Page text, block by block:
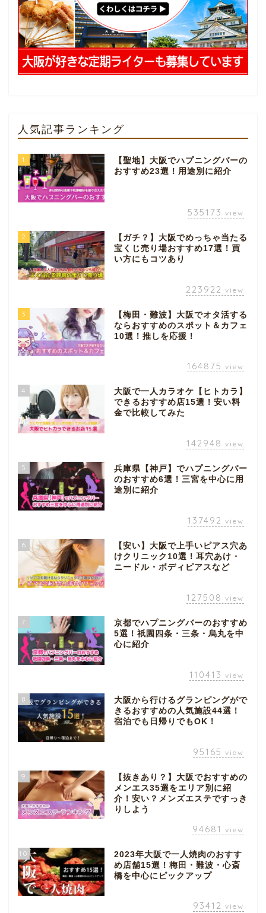
人気記事ランキング
1
【聖地】大阪でハプニングバーの
おすすめ23選！用途別に紹介
535173 view
2
【ガチ？】大阪でめっちゃ当たる
宝くじ売り場おすすめ17選！買
い方にもコツあり
223922 view
3
【梅田・難波】大阪でオタ活する
ならおすすめのスポット＆カフェ
10選！推しを応援！
164875 view
4
大阪で一人カラオケ【ヒトカラ】
できるおすすめ店15選！安い料
金で比較してみた
142948 view
5
兵庫県【神戸】でハプニングバー
のおすすめ6選！三宮を中心に用
途別に紹介
137492 view
6
【安い】大阪で上手いピアス穴あ
けクリニック10選！耳穴あけ・
ニードル・ボディピアスなど
127508 view
7
京都でハプニングバーのおすすめ
5選！祇園四条・三条・烏丸を中
心に紹介
110413 view
8
大阪から行けるグランピングがで
きるおすすめの人気施設44選！
宿泊でも日帰りでもOK！
95165 view
9
【抜きあり？】大阪でおすすめの
メンエス35選をエリア別に紹
介！安い？メンズエステですっき
りしよう
94681 view
10
2023年大阪で一人焼肉のおすす
め店舗15選！梅田・難波・心斎
橋を中心にピックアップ
93412 view